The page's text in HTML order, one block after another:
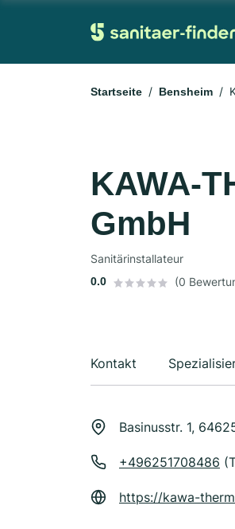
Startseite Bensheim
KAWA-
GmbH
Sanitärinstallateur
0.0 (0
Kontakt
Basinusstr. 1,
+496251708486
https://kawa-